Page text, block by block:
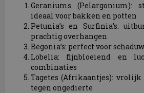
Geraniums (Pelargonium):
ideaal voor bakken en potten
Petunia’s en Surfinia’s:
prachtig overhangen
Begonia’s: perfect voor
Lobelia: fijnbloeiend en
combinaties
Tagetes (Afrikaantjes): vrolijk
tegen ongedierte